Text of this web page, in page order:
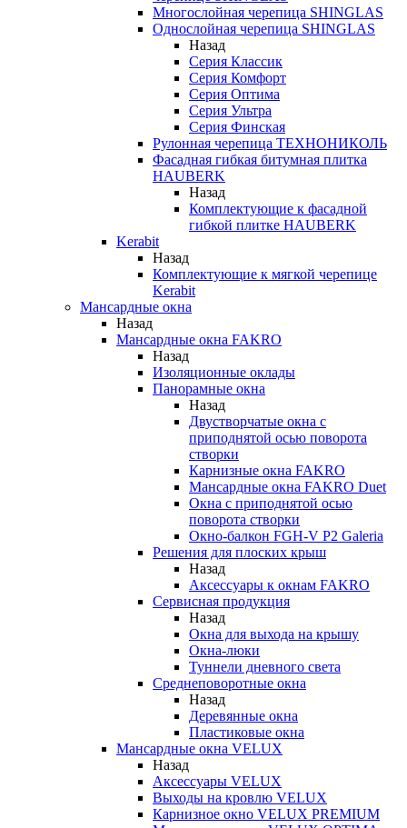
Многослойная черепица SHINGLAS
Однослойная черепица SHINGLAS
Назад
Серия Классик
Серия Комфорт
Серия Оптима
Серия Ультра
Серия Финская
Рулонная черепица ТЕХНОНИКОЛЬ
Фасадная гибкая битумная плитка
HAUBERK
Назад
Комплектующие к фасадной
гибкой плитке HAUBERK
Kerabit
Назад
Комплектующие к мягкой черепице
Kerabit
Мансардные окна
Назад
Мансардные окна FAKRO
Назад
Изоляционные оклады
Панорамные окна
Назад
Двустворчатые окна с
приподнятой осью поворота
створки
Карнизные окна FAKRO
Мансардные окна FAKRO Duet
Окна с приподнятой осью
поворота створки
Окно-балкон FGH-V P2 Galeria
Решения для плоских крыш
Назад
Аксессуары к окнам FAKRO
Сервисная продукция
Назад
Окна для выхода на крышу
Окна-люки
Туннели дневного света
Среднеповоротные окна
Назад
Деревянные окна
Пластиковые окна
Мансардные окна VELUX
Назад
Аксессуары VELUX
Выходы на кровлю VELUX
Карнизное окно VELUX PREMIUM